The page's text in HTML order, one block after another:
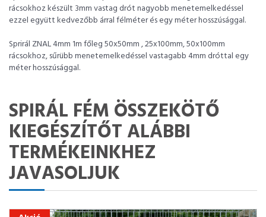
rácsokhoz készült 3mm vastag drót nagyobb menetemelkedéssel
ezzel együtt kedvezőbb árral félméter és egy méter hosszúsággal.
Sprirál ZNAL 4mm 1m főleg 50x50mm , 25x100mm, 50x100mm
rácsokhoz, sűrübb menetemelkedéssel vastagabb 4mm dróttal egy
méter hosszúsággal.
SPIRÁL FÉM ÖSSZEKÖTŐ
KIEGÉSZÍTŐT ALÁBBI
TERMÉKEINKHEZ
JAVASOLJUK